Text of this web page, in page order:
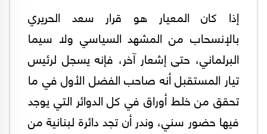
إذا كان المعيار هو قرار سعد الحريري
بالإنسحاب من المشهد السياسي ولا سيما
البرلماني، حتى إشعار آخر، فإنه يسجل لرئيس
تيار المستقبل أنه صاحب الفضل الأول في ما
تحقق من خلط أوراق في كل الدوائر التي يوجد
فيها حضور سني، وندر أن تجد دائرة لبنانية من